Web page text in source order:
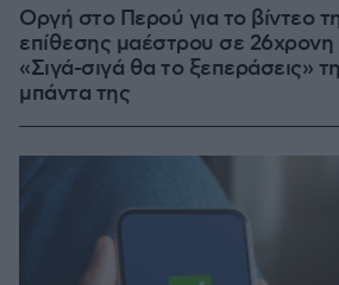
Οργή στο Περού για το βίντεο
επίθεσης μαέστρου σε 26χρονη
«Σιγά-σιγά θα το ξεπεράσεις»
μπάντα της